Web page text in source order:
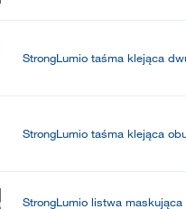
StrongLumio taśma klejąca
StrongLumio taśma klejąca
StrongLumio listwa